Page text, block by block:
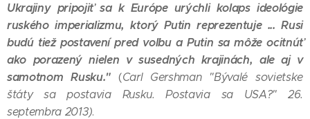
Ukrajiny pripojiť sa k Európe urýchli kolaps ideológie
ruského imperializmu, ktorý Putin reprezentuje ... Rusi
budú tiež postavení pred voľbu a Putin sa môže ocitnúť
ako porazený nielen v susedných krajinách, ale aj v
samotnom Rusku." (Carl Gershman "Bývalé sovietske
štáty sa postavia Rusku. Postavia sa USA?" 26.
septembra 2013).